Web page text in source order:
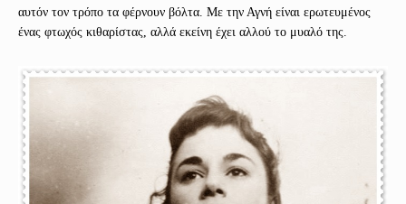
αυτόν τον τρόπο τα φέρνουν βόλτα. Με την Αγνή είναι ερωτευμένος
ένας φτωχός κιθαρίστας, αλλά εκείνη έχει αλλού το μυαλό της.